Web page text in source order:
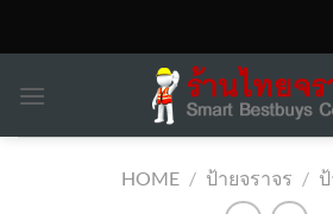
HOME / ป้ายจราจร /